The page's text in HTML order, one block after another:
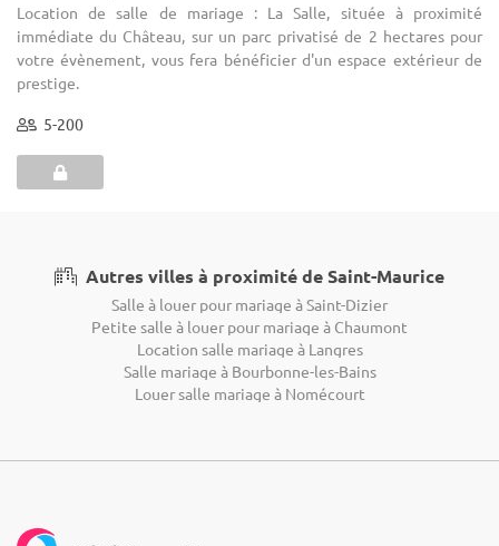
Location de salle de mariage : La Salle, située à proximité
immédiate du Château, sur un parc privatisé de 2 hectares pour
votre évènement, vous fera bénéficier d'un espace extérieur de
prestige.
5-200
Autres villes à proximité de Saint-Maurice
Salle à louer pour mariage à Saint-Dizier
Petite salle à louer pour mariage à Chaumont
Location salle mariage à Langres
Salle mariage à Bourbonne-les-Bains
Louer salle mariage à Nomécourt